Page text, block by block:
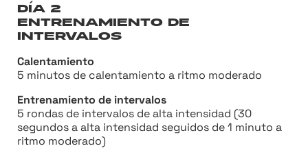
DÍA 2
ENTRENAMIENTO DE
INTERVALOS
Calentamiento
5 minutos de calentamiento a ritmo moderado
Entrenamiento de intervalos
5 rondas de intervalos de alta intensidad (30
segundos a alta intensidad seguidos de 1 minuto a
ritmo moderado)